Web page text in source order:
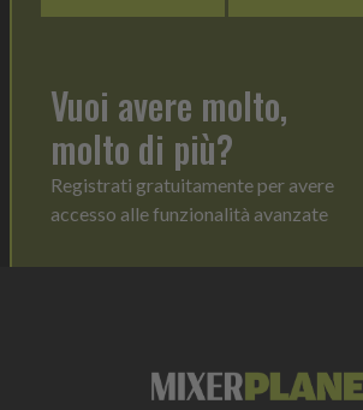
Vuoi avere molto,
molto di più?
Registrati gratuitamente per avere
accesso alle funzionalità avanzate